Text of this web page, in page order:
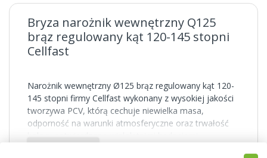
Bryza narożnik wewnętrzny Q125
brąz regulowany kąt 120-145 stopni
Cellfast
Narożnik wewnętrzny Ø125 brąz regulowany kąt 120-
145 stopni firmy Cellfast wykonany z wysokiej jakości
tworzywa PCV, którą cechuje niewielka masa,
odporność na warunki atmosferyczne oraz trwałość
koloru potwierdzona wieloletnimi badaniami